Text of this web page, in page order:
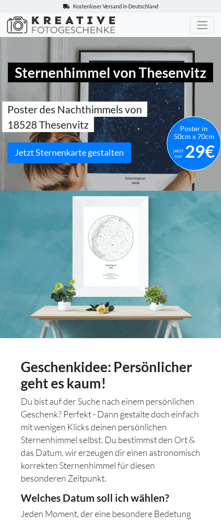
Kostenloser Versand in Deutschland
Kreative-Fotogeschenke.de
Sternenhimmel von Thesenvitz
Poster des Nachthimmels von
18528 Thesenvitz
Jetzt Sternenkarte gestalten
Poster in
50cm x 70cm
jetzt
nur 29€
Geschenkidee: Persönlicher
geht es kaum!
Du bist auf der Suche nach einem persönlichen
Geschenk? Perfekt - Dann gestalte doch einfach
mit wenigen Klicks deinen persönlichen
Sternenhimmel selbst. Du bestimmst den Ort &
das Datum, wir erzeugen dir einen astronomisch
korrekten Sternenhimmel für diesen
besonderen Zeitpunkt.
Welches Datum soll ich wählen?
Jeden Moment, der eine besondere Bedetung